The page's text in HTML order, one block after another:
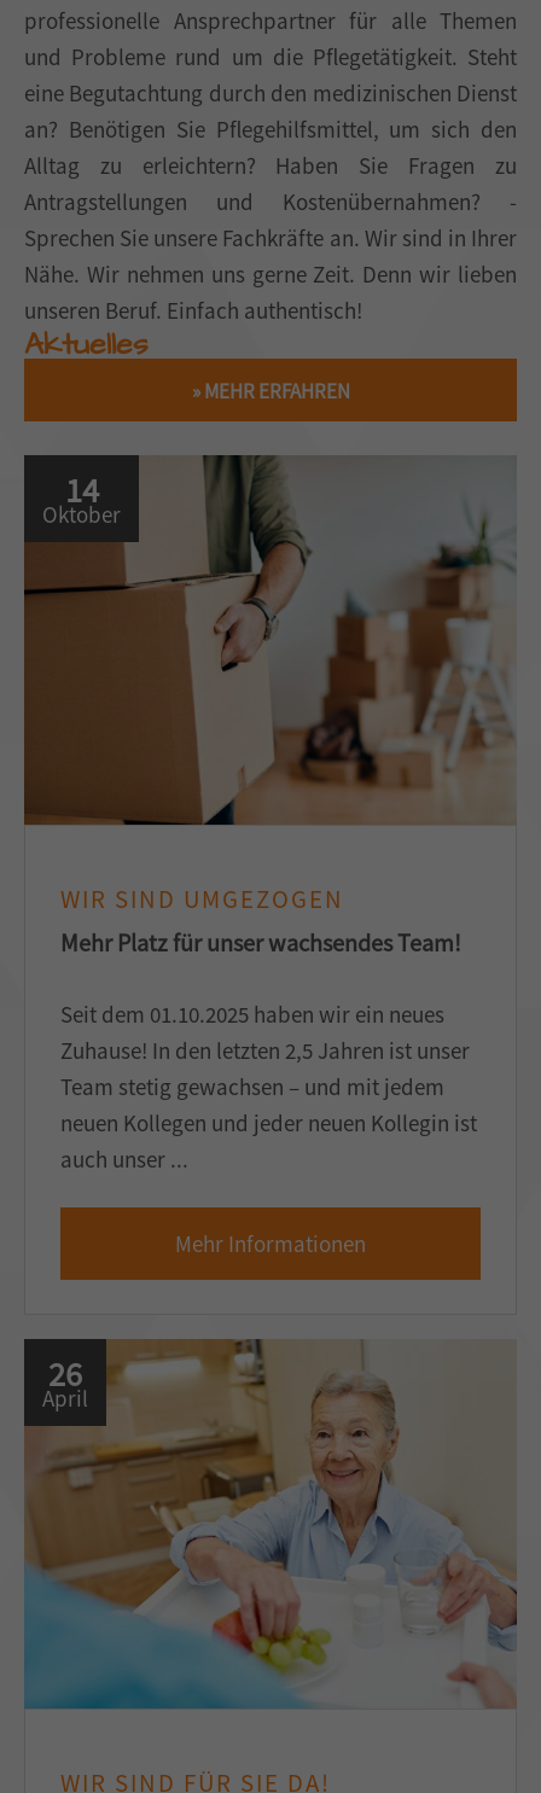
professionelle Ansprechpartner für alle Themen
und Probleme rund um die Pflegetätigkeit. Steht
eine Begutachtung durch den medizinischen Dienst
an? Benötigen Sie Pflegehilfsmittel, um sich den
Alltag zu erleichtern? Haben Sie Fragen zu
Antragstellungen und Kostenübernahmen? -
Sprechen Sie unsere Fachkräfte an. Wir sind in Ihrer
Nähe. Wir nehmen uns gerne Zeit. Denn wir lieben
unseren Beruf. Einfach authentisch!
» MEHR ERFAHREN
Aktuelles
14
Oktober
WIR SIND UMGEZOGEN
Mehr Platz für unser wachsendes Team!
Seit dem 01.10.2025 haben wir ein neues
Zuhause! In den letzten 2,5 Jahren ist unser
Team stetig gewachsen – und mit jedem
neuen Kollegen und jeder neuen Kollegin ist
auch unser ...
Mehr Informationen
26
April
WIR SIND FÜR SIE DA!